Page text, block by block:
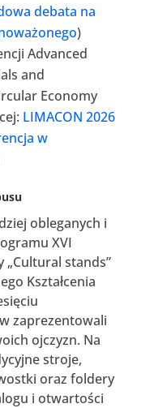
debata na
)
Advanced
and
Economy
LIMACON 2026
w
obleganych i
XVI
„Cultural stands”
Kształcenia
zaprezentowali
ojczyzn. Na
stroje,
oraz foldery
i otwartości